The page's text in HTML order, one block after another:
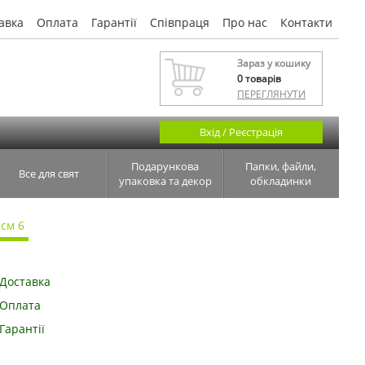
Оплата Гарантії Співпраця Про нас Контакти
Зараз у кошику
0товарів
ПЕРЕГЛЯНУТИ
Вхід / Реєстрація
Все для свят
Подарункова
упаковка та декор
Папки, файли,
обкладинки
6
Доставка
Оплата
Гарантії